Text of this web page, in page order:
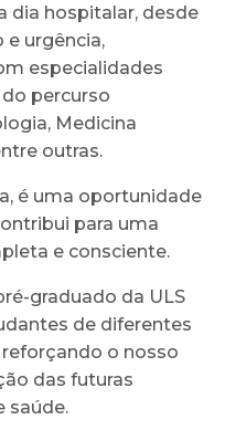
dia hospitalar, desde
urgência,
especialidades
percurso
Medicina
outras.
é uma oportunidade
para uma
e consciente.
graduado da ULS
de diferentes
o nosso
das futuras
saúde.